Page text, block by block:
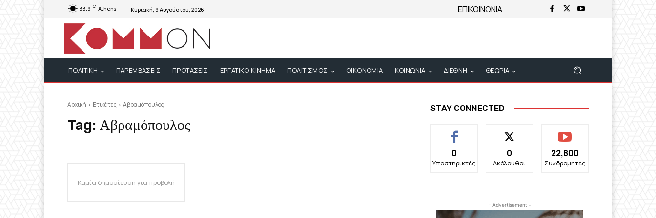
33.9 C Athens Κυριακή, 9 Αυγούστου, 2026 ΕΠΙΚΟΙΝΩΝΙΑ
ΠΟΛΙΤΙΚΗ ΠΑΡΕΜΒΑΣΕΙΣ ΠΡΟΤΑΣΕΙΣ ΕΡΓΑΤΙΚΟ ΚΙΝΗΜΑ ΠΟΛΙΤΙΣΜΟΣ ΟΙΚΟΝΟΜΙΑ ΚΟΙΝΩΝΙΑ ΔΙΕΘΝΗ ΘΕΩΡΙΑ
Αρχική Ετικέτες Αβραμόπουλος
Tag: Αβραμόπουλος
Καμία δημοσίευση για προβολή
STAY CONNECTED
0
Υποστηρικτές
0
Ακόλουθοι
22,800
Συνδρομητές
- Advertisement -